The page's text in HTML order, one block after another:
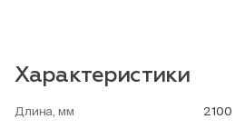
Характеристики
Длина, мм 2100